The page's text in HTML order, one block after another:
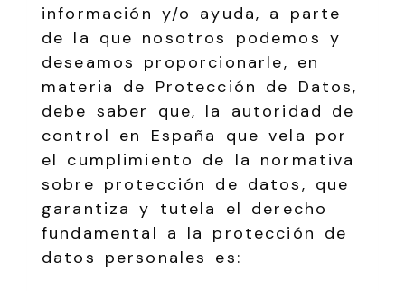
información y/o ayuda, a parte
de la que nosotros podemos y
deseamos proporcionarle, en
materia de Protección de Datos,
debe saber que, la autoridad de
control en España que vela por
el cumplimiento de la normativa
sobre protección de datos, que
garantiza y tutela el derecho
fundamental a la protección de
datos personales es: